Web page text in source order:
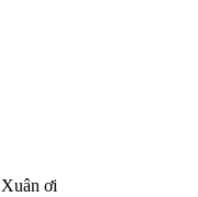
ơi